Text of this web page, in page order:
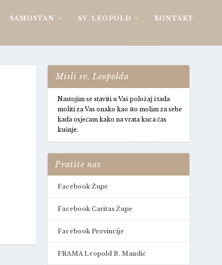
SAMOSTAN SV. LEOPOLD KONTAKT
Misli sv. Leopolda
Nastojim se staviti u Vaš položaj i tada
moliti za Vas onako kao što molim za sebe
kada osjećam kako na vrata kuca čas
kušnje.
Pratite nas
Facebook Župe
Facebook Caritas Župe
Facebook Provincije
FRAMA Leopold B. Mandić